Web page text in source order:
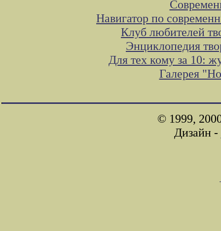
Навигатор по
Клуб любителей
Энциклопедия
Для тех кому за 10:
Галерея
© 1999,
Дизайн -